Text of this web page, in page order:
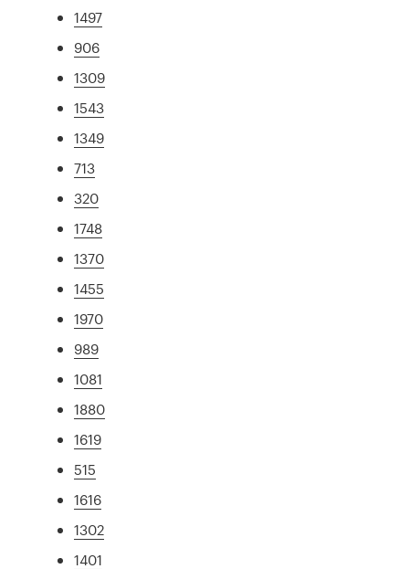
1497
906
1309
1543
1349
713
320
1748
1370
1455
1970
989
1081
1880
1619
515
1616
1302
1401